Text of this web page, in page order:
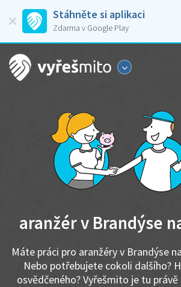
Stáhněte si aplikaci
Zdarma v Google Play
aranžér v Brandýse
Máte práci pro aranžéry v Brandýse
Nebo potřebujete cokoli dalšího?
osvědčeného? Vyřešmito je tu